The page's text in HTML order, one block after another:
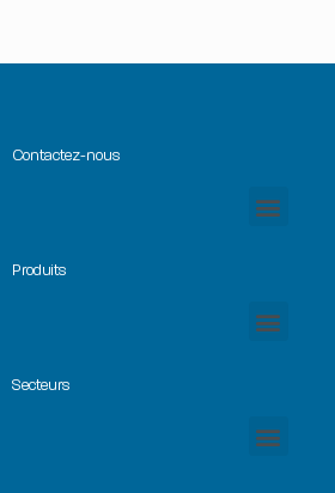
Contactez-nous
Produits
Secteurs